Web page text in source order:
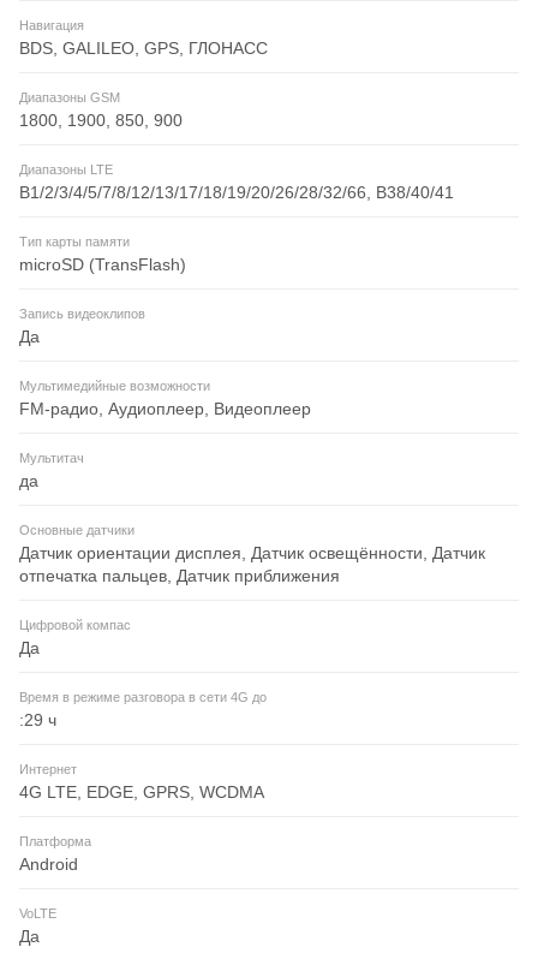
Навигация
BDS, GALILEO, GPS, ГЛОНАСС
Диапазоны GSM
1800, 1900, 850, 900
Диапазоны LTE
B1/2/3/4/5/7/8/12/13/17/18/19/20/26/28/32/66, B38/40/41
Тип карты памяти
microSD (TransFlash)
Запись видеоклипов
Да
Мультимедийные возможности
FM-радио, Аудиоплеер, Видеоплеер
Мультитач
да
Основные датчики
Датчик ориентации дисплея, Датчик освещённости, Датчик
отпечатка пальцев, Датчик приближения
Цифровой компас
Да
Время в режиме разговора в сети 4G до
:29 ч
Интернет
4G LTE, EDGE, GPRS, WCDMA
Платформа
Android
VoLTE
Да